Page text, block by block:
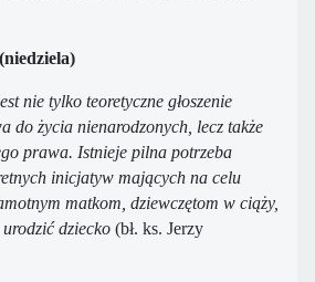
nie tylko teoretyczne głoszenie
do życia nienarodzonych, lecz także
prawa. Istnieje pilna potrzeba
inicjatyw mających na celu
matkom, dziewczętom w ciąży,
dziecko (bł. ks. Jerzy